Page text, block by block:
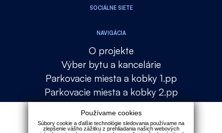
SOCIÁLNE SIETE
NAVIGÁCIA
O projekte
Výber bytu a kancelárie
Parkovacie miesta a kobky 1.pp
Parkovacie miesta a kobky 2.pp
Lokalita
Financovanie
Používame cookies
Súbory cookie a ďalšie technológie sledovania používame na
zlepšenie vášho zážitku z prehliadania našich webových